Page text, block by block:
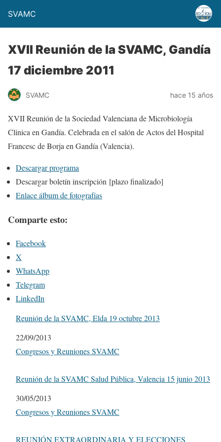
SVAMC
XVII Reunión de la SVAMC, Gandía
17 diciembre 2011
SVAMC hace 15 años
XVII Reunión de la Sociedad Valenciana de Microbiología
Clinica en Gandía. Celebrada en el salón de Actos del Hospital
Francesc de Borja en Gandía (Valencia).
Descargar programa
Descargar boletín inscripción [plazo finalizado]
Enlace álbum de fotografías
Comparte esto:
Facebook
X
WhatsApp
Telegram
LinkedIn
Reunión de la SVAMC, Elda 19 octubre 2013
Fecha
22/09/2013
Respecto a
Congresos y Reuniones SVAMC
Reunión de la SVAMC Salud Pública, Valencia 15 junio 2013
Fecha
30/05/2013
Respecto a
Congresos y Reuniones SVAMC
REUNIÓN EXTRAORDINARIA Y ELECCIONES